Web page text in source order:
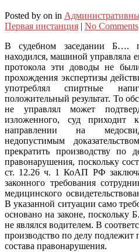
Posted by on in
Первая инстанция | No Comments
В судебном заседании Б….
находился, машиной управляла
протокола эти доводы не
прохождения экспертизы
употреблял спиртные
положительный результат. То
не управлял может
изложенного, суд
направлении на
недопустимым
прекратить производству по
правонарушения, поскольку
ст. 12.26 ч. 1 КоАП РФ
законного требования
медицинского
В указанной ситуации само
основано на законе,
не являлся водителем. В
производство по делу
состава правонарушения.